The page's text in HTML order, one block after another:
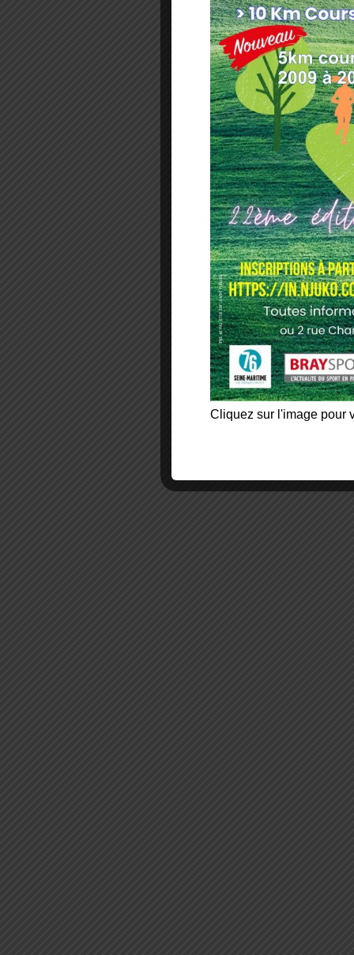
Cliquez sur l'image pour